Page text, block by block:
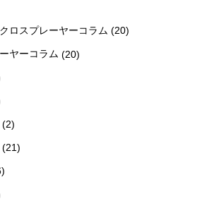
ロスプレーヤーコラム (20)
ヤーコラム (20)
(2)
(21)